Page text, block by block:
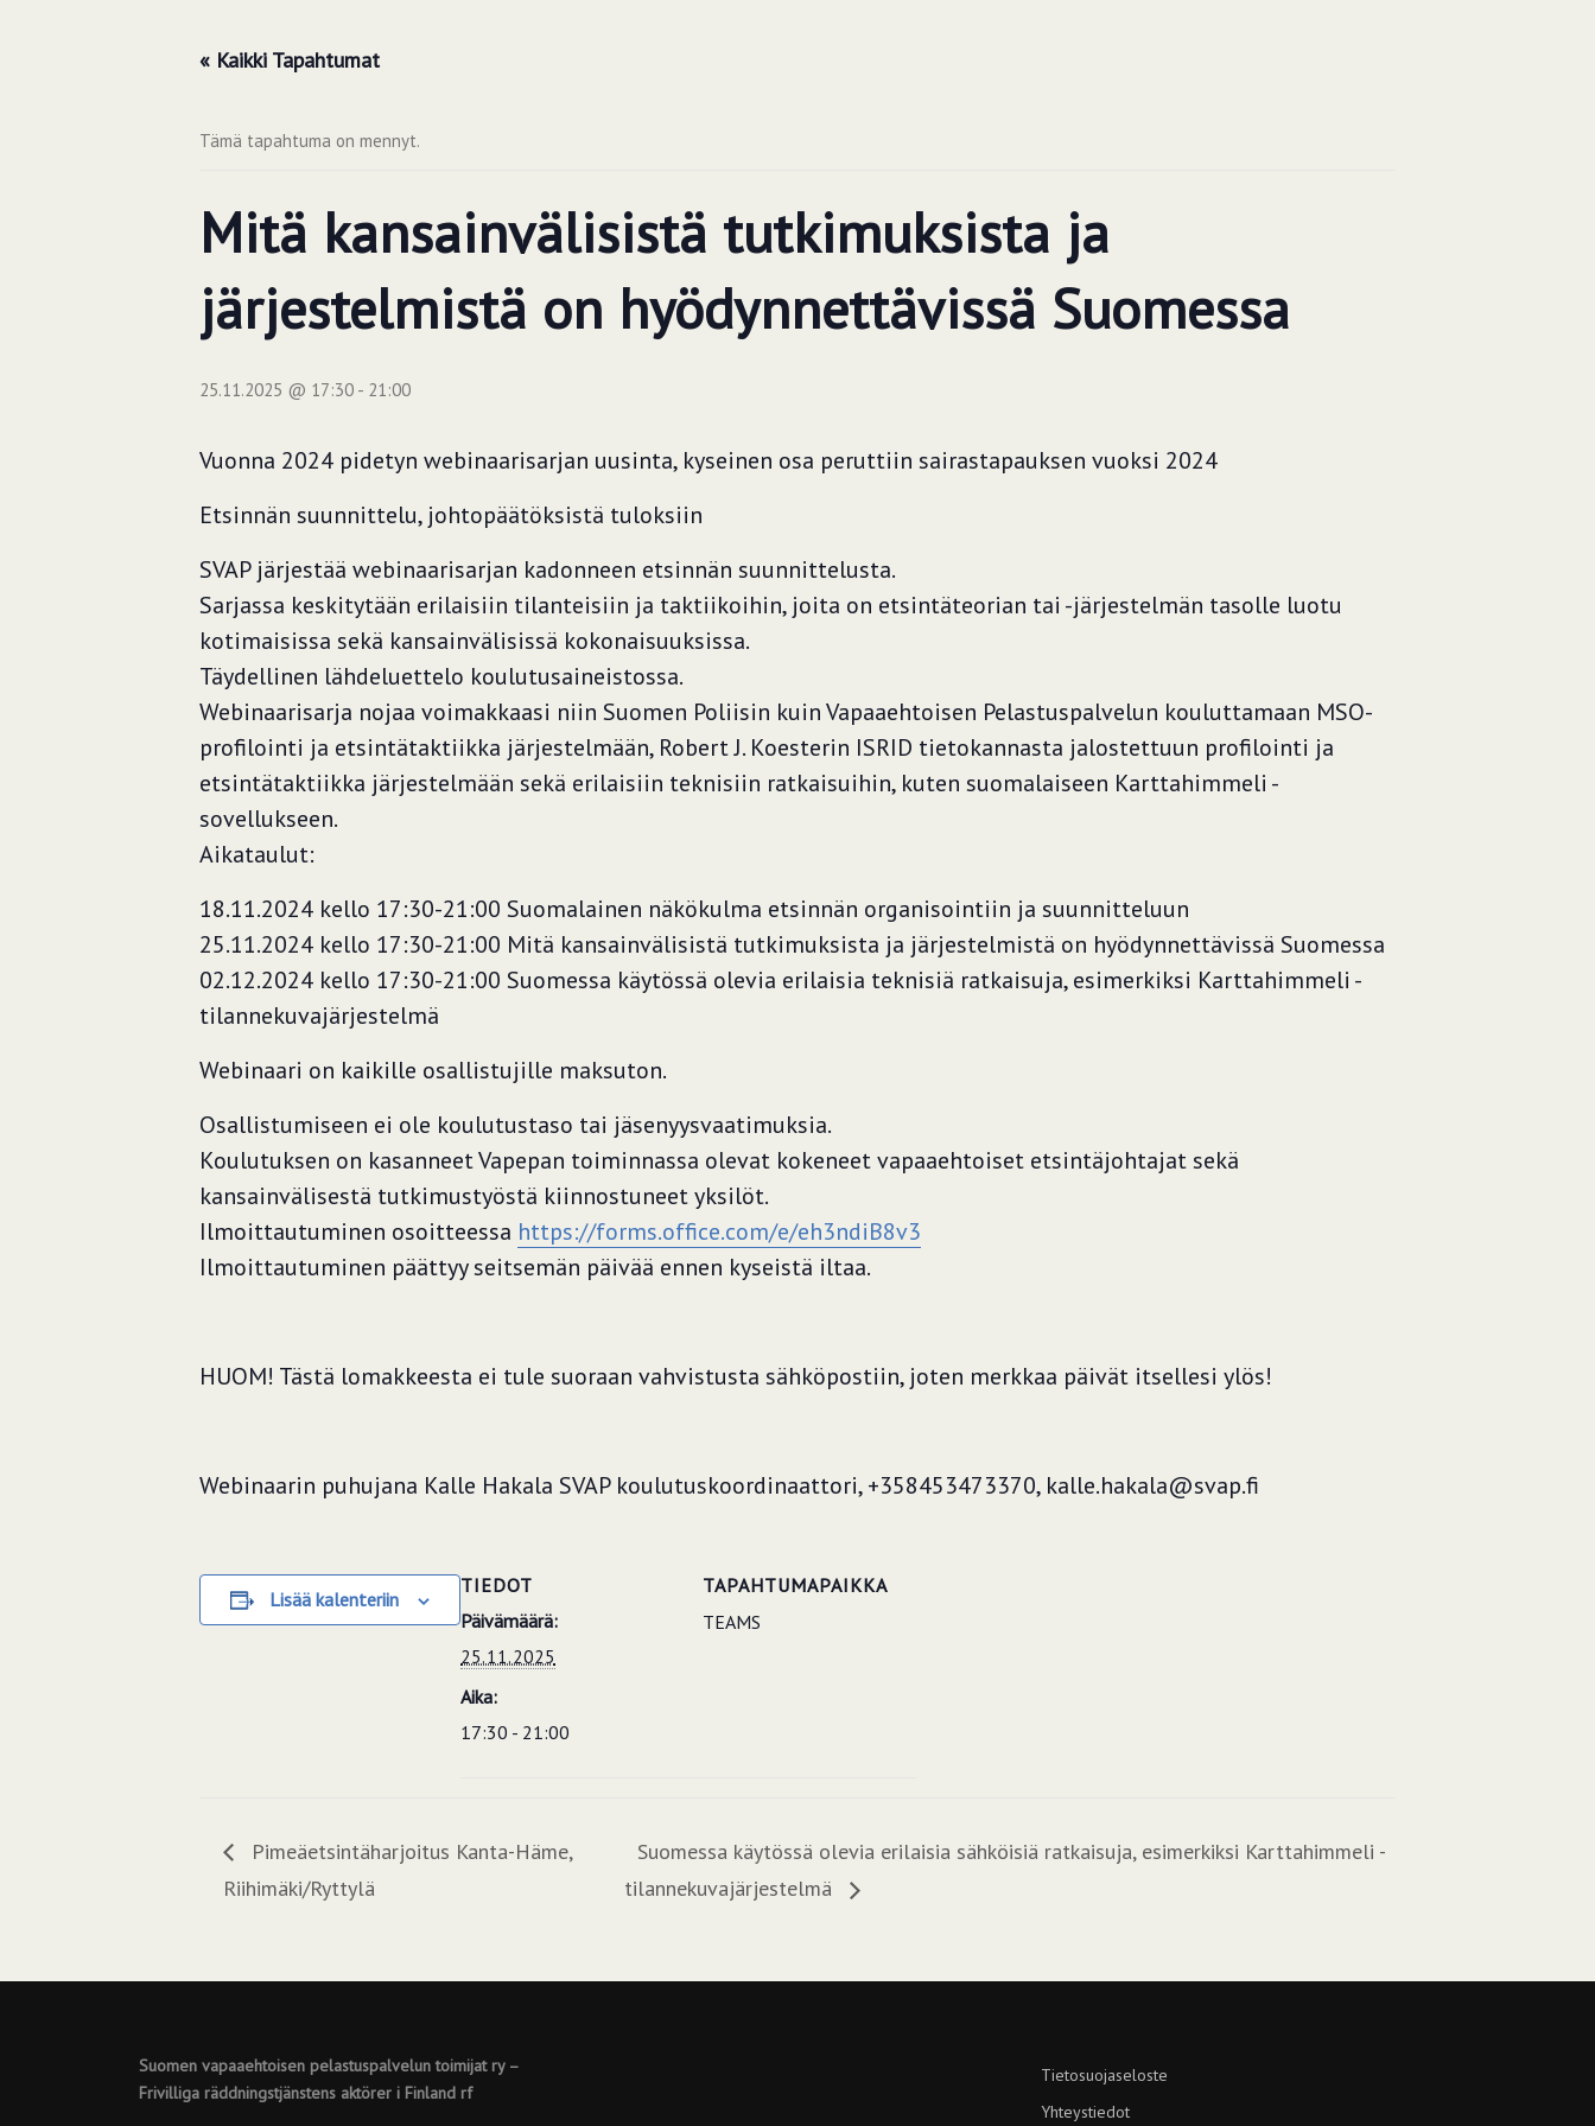
« Kaikki Tapahtumat
Tämä tapahtuma on mennyt.
Mitä kansainvälisistä tutkimuksista ja
järjestelmistä on hyödynnettävissä Suomessa
25.11.2025 @ 17:30 - 21:00
Vuonna 2024 pidetyn webinaarisarjan uusinta, kyseinen osa peruttiin sairastapauksen vuoksi 2024
Etsinnän suunnittelu, johtopäätöksistä tuloksiin
SVAP järjestää webinaarisarjan kadonneen etsinnän suunnittelusta.
Sarjassa keskitytään erilaisiin tilanteisiin ja taktiikoihin, joita on etsintäteorian tai -järjestelmän tasolle luotu
kotimaisissa sekä kansainvälisissä kokonaisuuksissa.
Täydellinen lähdeluettelo koulutusaineistossa.
Webinaarisarja nojaa voimakkaasi niin Suomen Poliisin kuin Vapaaehtoisen Pelastuspalvelun kouluttamaan MSO-
profilointi ja etsintätaktiikka järjestelmään, Robert J. Koesterin ISRID tietokannasta jalostettuun profilointi ja
etsintätaktiikka järjestelmään sekä erilaisiin teknisiin ratkaisuihin, kuten suomalaiseen Karttahimmeli -
sovellukseen.
Aikataulut:
18.11.2024 kello 17:30-21:00 Suomalainen näkökulma etsinnän organisointiin ja suunnitteluun
25.11.2024 kello 17:30-21:00 Mitä kansainvälisistä tutkimuksista ja järjestelmistä on hyödynnettävissä Suomessa
02.12.2024 kello 17:30-21:00 Suomessa käytössä olevia erilaisia teknisiä ratkaisuja, esimerkiksi Karttahimmeli -
tilannekuvajärjestelmä
Webinaari on kaikille osallistujille maksuton.
Osallistumiseen ei ole koulutustaso tai jäsenyysvaatimuksia.
Koulutuksen on kasanneet Vapepan toiminnassa olevat kokeneet vapaaehtoiset etsintäjohtajat sekä
kansainvälisestä tutkimustyöstä kiinnostuneet yksilöt.
Ilmoittautuminen osoitteessa https://forms.office.com/e/eh3ndiB8v3
Ilmoittautuminen päättyy seitsemän päivää ennen kyseistä iltaa.
HUOM! Tästä lomakkeesta ei tule suoraan vahvistusta sähköpostiin, joten merkkaa päivät itsellesi ylös!
Webinaarin puhujana Kalle Hakala SVAP koulutuskoordinaattori, +358453473370, kalle.hakala@svap.fi
Lisää kalenteriin
TIEDOT
Päivämäärä:
25.11.2025
Aika:
17:30 - 21:00
TAPAHTUMAPAIKKA
TEAMS
Pimeäetsintäharjoitus Kanta-Häme,
Riihimäki/Ryttylä
Suomessa käytössä olevia erilaisia sähköisiä ratkaisuja, esimerkiksi Karttahimmeli -
tilannekuvajärjestelmä
Suomen vapaaehtoisen pelastuspalvelun toimijat ry –
Frivilliga räddningstjänstens aktörer i Finland rf
Tietosuojaseloste
Yhteystiedot